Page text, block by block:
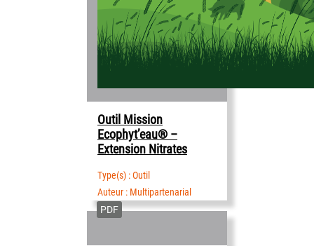
Outil Mission
Ecophyt’eau® –
Extension Nitrates
Type(s) : Outil
Auteur : Multipartenarial
PDF